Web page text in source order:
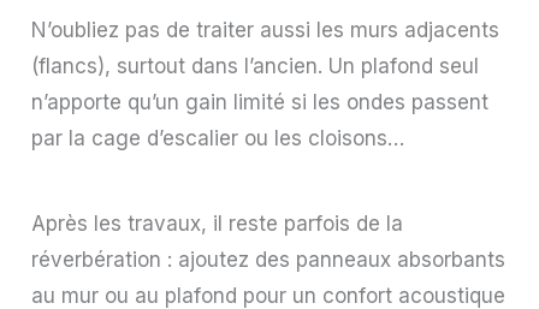
N’oubliez pas de traiter aussi les murs adjacents
(flancs), surtout dans l’ancien. Un plafond seul
n’apporte qu’un gain limité si les ondes passent
par la cage d’escalier ou les cloisons…
Après les travaux, il reste parfois de la
réverbération : ajoutez des panneaux absorbants
au mur ou au plafond pour un confort acoustique